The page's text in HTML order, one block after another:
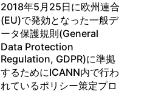
2018年5月25日に欧州連合
(EU)で発効となった一般デ
ータ保護規則(General
Data Protection
Regulation, GDPR)に準拠
するためにICANN内で行わ
れているポリシー策定プロ